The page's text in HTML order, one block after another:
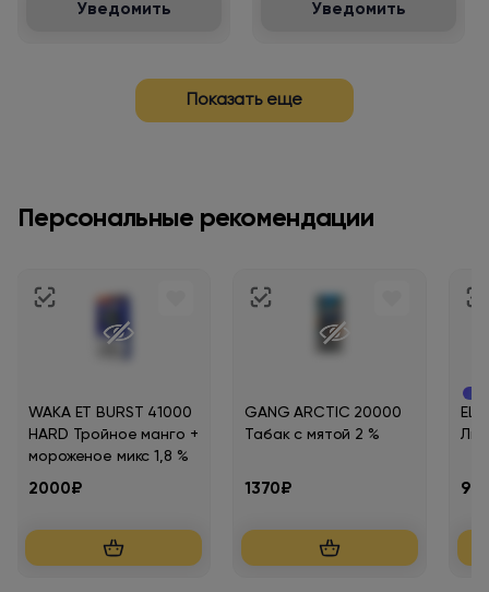
Уведомить Уведомить
Показать еще
Персональные рекомендации
WAKA ET BURST 41000
HARD Тройное манго +
мороженое микс 1,8 %
2000₽
GANG ARCTIC 20000
Табак с мятой 2 %
1370₽